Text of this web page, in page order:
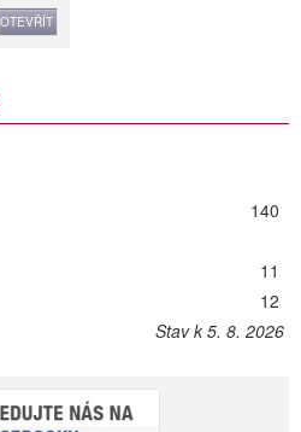
140
11
12
Stav k 5. 8. 2026